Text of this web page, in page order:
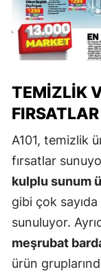
TEMIZLIK
FIRSATLAR
A101, temizlik
fırsatlar
kulplu sunum
gibi çok
sunuluyor.
meşrubat
ürün